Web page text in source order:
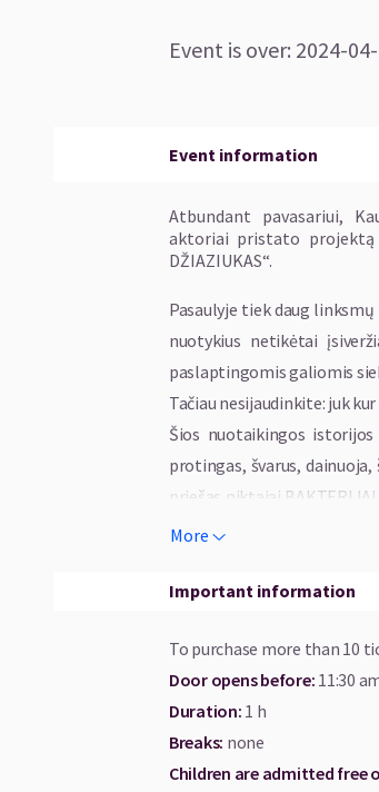
Event is over: 2024-
Event information
Atbundant pavasariui,
aktoriai pristato projektą
DŽIAZIUKAS“.
Pasaulyje tiek daug
nuotykius netikėtai
paslaptingomis galiomis
Tačiau nesijaudinkite: juk
Šios nuotaikingos istorijos
protingas, švarus,
priešas piktajai
tapti gerosiomis... Ei,
Gedvilu – bei Kauno
Mano veidas jums matytas!
Labas rytas, labas rytas –
Muilas Džiaziukas aš akytas!
KAUNO BIGBENDAS
More
Important information
To purchase more than 10
Door opens before: 11:30
Duration: 1 h
Breaks: none
Children are admitted free